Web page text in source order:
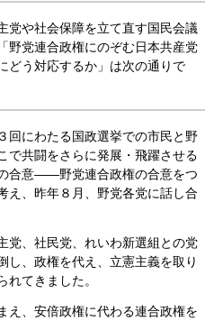
や社会保障を立て直す国民会議
野党連合政権にのぞむ日本共産党
う対応するか」は次の通りで
にわたる国政選挙での市民と野
で共闘をさらに発展・飛躍させる
合意――野党連合政権の合意をつ
え、昨年８月、野党各党に話し合
、社民党、れいわ新選組との党
し、政権を代え、立憲主義を取り
れてきました。
、安倍政権に代わる連合政権を